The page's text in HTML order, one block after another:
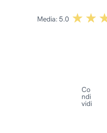
Media:5.0
Co
ndi
vidi